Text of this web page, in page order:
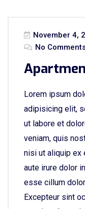
November 4,
No
Lorem ipsum
adipisicing elit,
ut labore et
veniam, quis
nisi ut aliquip ex
aute irure dolor
esse cillum
Excepteur sint